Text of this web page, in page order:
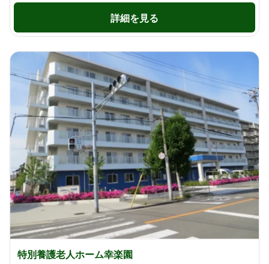
詳細を見る
特別養護老人ホーム幸楽園